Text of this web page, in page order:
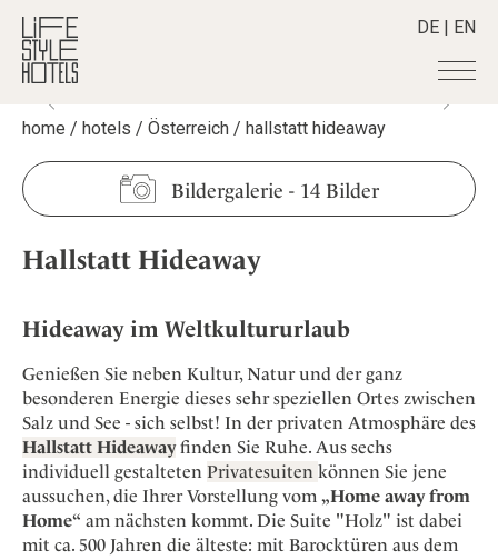
DE | EN
Hotels +
Alle Hotels
Alpine Lifestyle
Beach
Mindful Traveller
New Member
Wellness
Destinationen +
Alle Destinationen
Belgien
Griechenland
Indonesien
Italien
Japan
Kroatien
Mexico
Stories +
Alle Stories
Aktiv & Wellness
Culture
Design & Architektur
Eat & Drink
Mindful Traveller
Osterkalender
Persönlichkeiten
Shop +
Lifestylehotels BOOK
The Stylemate Magazin/e
Gutschein/Voucher
Smart Traveller
Newsletter Anmeldung
Newsletter
Become a member
+
Member Benefits
Register your Hotel
About us +
Mission Statement
Our Story
Career
Kontakt
home / hotels / Österreich / hallstatt hideaway
Bildergalerie - 14 Bilder
Hallstatt Hideaway
Hideaway im Weltkultururlaub
Genießen Sie neben Kultur, Natur und der ganz
besonderen Energie dieses sehr speziellen Ortes zwischen
Salz und See - sich selbst! In der privaten Atmosphäre des
Hallstatt Hideawayfinden Sie Ruhe. Aus sechs
individuell gestalteten Privatesuiten können Sie jene
aussuchen, die Ihrer Vorstellung vom „Home away from
Home“ am nächsten kommt. Die Suite "Holz" ist dabei
mit ca. 500 Jahren die älteste: mit Barocktüren aus dem